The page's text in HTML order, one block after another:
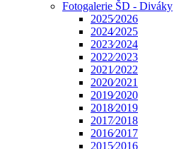
Fotogalerie ŠD - Diváky
2025⁄2026
2024⁄2025
2023⁄2024
2022⁄2023
2021⁄2022
2020⁄2021
2019⁄2020
2018⁄2019
2017⁄2018
2016⁄2017
2015⁄2016